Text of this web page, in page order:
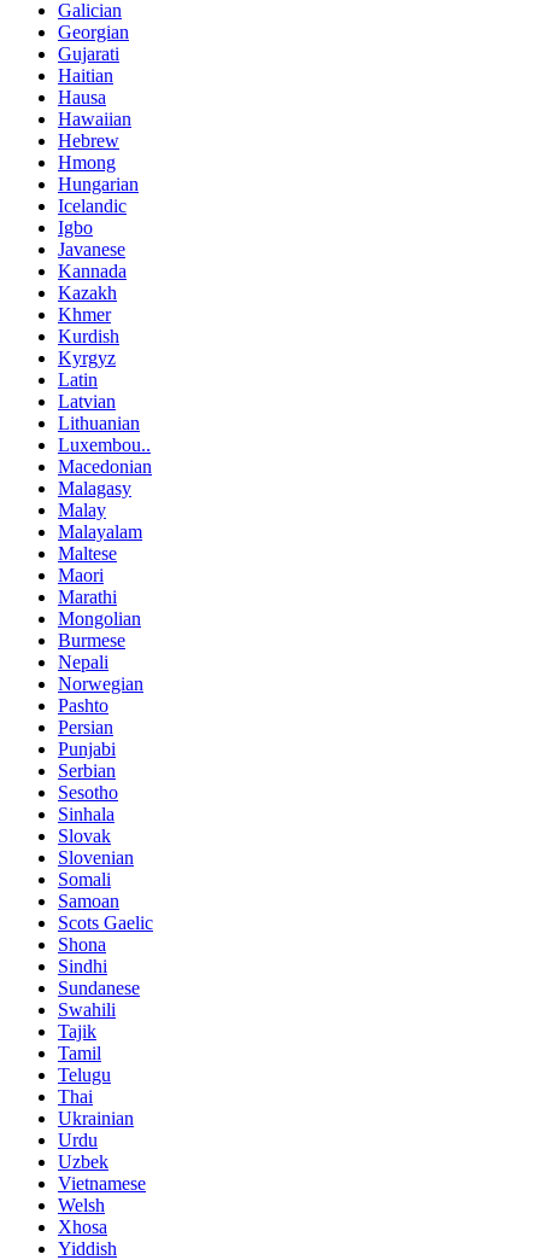
Galician
Georgian
Gujarati
Haitian
Hausa
Hawaiian
Hebrew
Hmong
Hungarian
Icelandic
Igbo
Javanese
Kannada
Kazakh
Khmer
Kurdish
Kyrgyz
Latin
Latvian
Lithuanian
Luxembou..
Macedonian
Malagasy
Malay
Malayalam
Maltese
Maori
Marathi
Mongolian
Burmese
Nepali
Norwegian
Pashto
Persian
Punjabi
Serbian
Sesotho
Sinhala
Slovak
Slovenian
Somali
Samoan
Scots Gaelic
Shona
Sindhi
Sundanese
Swahili
Tajik
Tamil
Telugu
Thai
Ukrainian
Urdu
Uzbek
Vietnamese
Welsh
Xhosa
Yiddish